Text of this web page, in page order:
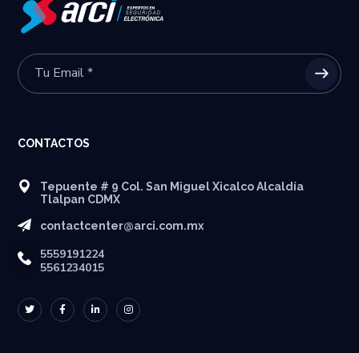
CONTACTOS
Tepuente # 9 Col. San Miguel Xicalco Alcaldía
Tlalpan CDMX
contactcenter@arci.com.mx
5559191224
5561234015